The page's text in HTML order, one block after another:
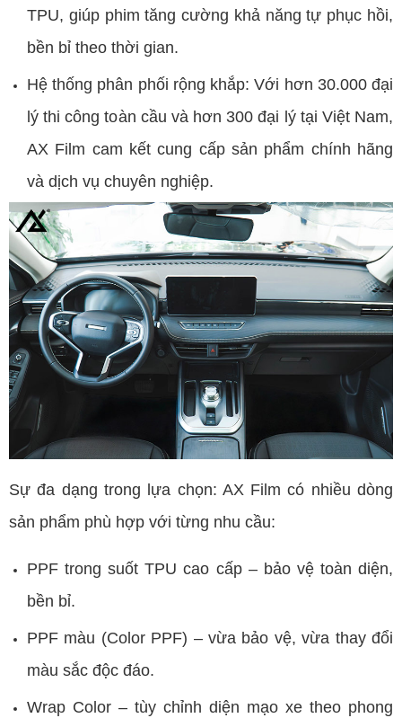
TPU, giúp phim tăng cường khả năng tự phục hồi,
bền bỉ theo thời gian.
Hệ thống phân phối rộng khắp: Với hơn 30.000 đại
lý thi công toàn cầu và hơn 300 đại lý tại Việt Nam,
AX Film cam kết cung cấp sản phẩm chính hãng
và dịch vụ chuyên nghiệp.
Sự đa dạng trong lựa chọn: AX Film có nhiều dòng
sản phẩm phù hợp với từng nhu cầu:
PPF trong suốt TPU cao cấp – bảo vệ toàn diện,
bền bỉ.
PPF màu (Color PPF) – vừa bảo vệ, vừa thay đổi
màu sắc độc đáo.
Wrap Color – tùy chỉnh diện mạo xe theo phong